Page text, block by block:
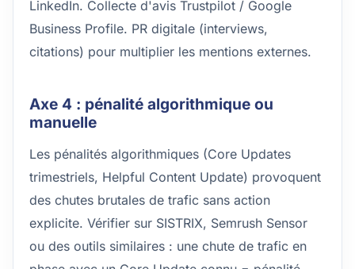
LinkedIn. Collecte d'avis Trustpilot / Google
Business Profile. PR digitale (interviews,
citations) pour multiplier les mentions externes.
Axe 4 : pénalité algorithmique ou
manuelle
Les pénalités algorithmiques (Core Updates
trimestriels, Helpful Content Update) provoquent
des chutes brutales de trafic sans action
explicite. Vérifier sur SISTRIX, Semrush Sensor
ou des outils similaires : une chute de trafic en